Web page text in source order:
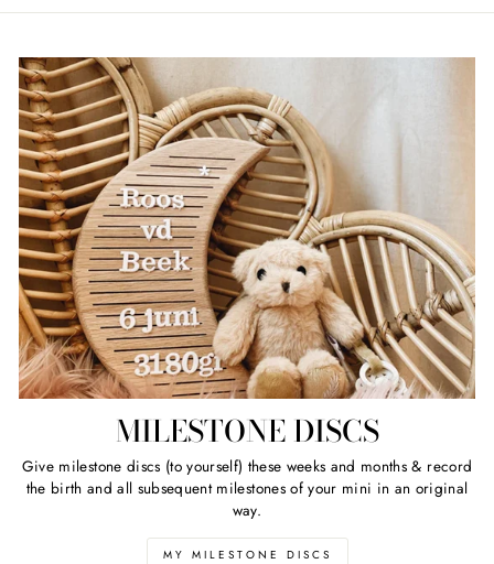
MILESTONE DISCS
Give milestone discs (to yourself) these weeks and months & record
the birth and all subsequent milestones of your mini in an original
way.
MY MILESTONE DISCS